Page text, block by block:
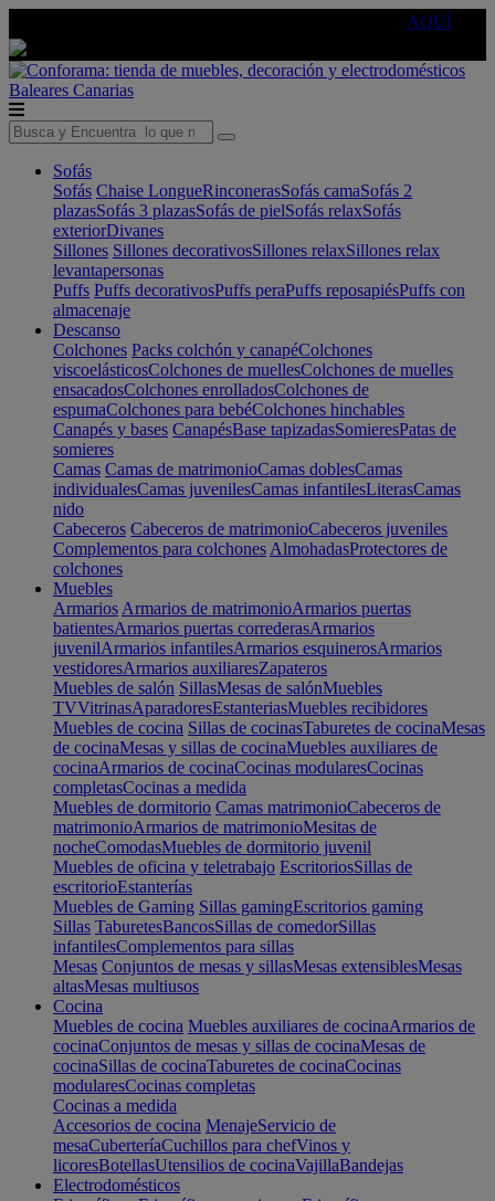
AQUÍ
Baleares Canarias
Sofás
Sofás Chaise LongueRinconerasSofás camaSofás 2
plazasSofás 3 plazasSofás de pielSofás relaxSofás
exteriorDivanes
Sillones Sillones decorativosSillones relaxSillones relax
levantapersonas
Puffs Puffs decorativosPuffs peraPuffs reposapiésPuffs con
almacenaje
Descanso
Colchones Packs colchón y canapéColchones
viscoelásticosColchones de muellesColchones de muelles
ensacadosColchones enrolladosColchones de
espumaColchones para bebéColchones hinchables
Canapés y bases CanapésBase tapizadasSomieresPatas de
somieres
Camas Camas de matrimonioCamas doblesCamas
individualesCamas juvenilesCamas infantilesLiterasCamas
nido
Cabeceros Cabeceros de matrimonioCabeceros juveniles
Complementos para colchones AlmohadasProtectores de
colchones
Muebles
Armarios Armarios de matrimonioArmarios puertas
batientesArmarios puertas correderasArmarios
juvenilArmarios infantilesArmarios esquinerosArmarios
vestidoresArmarios auxiliaresZapateros
Muebles de salón SillasMesas de salónMuebles
TVVitrinasAparadoresEstanteriasMuebles recibidores
Muebles de cocina Sillas de cocinasTaburetes de cocinaMesas
de cocinaMesas y sillas de cocinaMuebles auxiliares de
cocinaArmarios de cocinaCocinas modularesCocinas
completasCocinas a medida
Muebles de dormitorio Camas matrimonioCabeceros de
matrimonioArmarios de matrimonioMesitas de
nocheComodasMuebles de dormitorio juvenil
Muebles de oficina y teletrabajo EscritoriosSillas de
escritorioEstanterías
Muebles de Gaming Sillas gamingEscritorios gaming
Sillas TaburetesBancosSillas de comedorSillas
infantilesComplementos para sillas
Mesas Conjuntos de mesas y sillasMesas extensiblesMesas
altasMesas multiusos
Cocina
Muebles de cocina Muebles auxiliares de cocinaArmarios de
cocinaConjuntos de mesas y sillas de cocinaMesas de
cocinaSillas de cocinaTaburetes de cocinaCocinas
modularesCocinas completas
Cocinas a medida
Accesorios de cocina MenajeServicio de
mesaCuberteríaCuchillos para chefVinos y
licoresBotellasUtensilios de cocinaVajillaBandejas
Electrodomésticos